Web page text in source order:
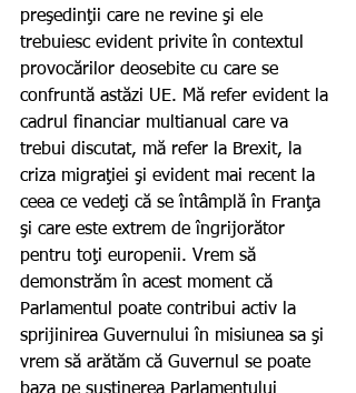
preşedinţii care ne revine şi ele
trebuiesc evident privite în contextul
provocărilor deosebite cu care se
confruntă astăzi UE. Mă refer evident la
cadrul financiar multianual care va
trebui discutat, mă refer la Brexit, la
criza migraţiei şi evident mai recent la
ceea ce vedeţi că se întâmplă în Franţa
şi care este extrem de îngrijorător
pentru toţi europenii. Vrem să
demonstrăm în acest moment că
Parlamentul poate contribui activ la
sprijinirea Guvernului în misiunea sa şi
vrem să arătăm că Guvernul se poate
baza pe susţinerea Parlamentului